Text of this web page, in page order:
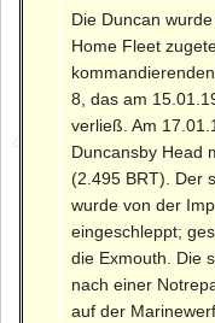
Die Duncan
Home Fleet
8, das am
verließ. Am
Duncansby Head
(2.495 BRT). Der
wurde von der
eingeschleppt;
die Exmouth. Die
nach einer
auf der